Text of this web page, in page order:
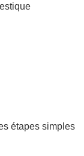
étapes simples